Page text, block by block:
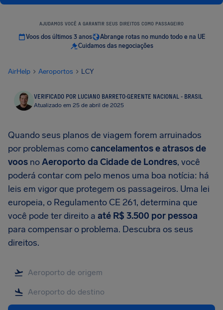
AJUDAMOS VOCÊ A GARANTIR SEUS DIREITOS COMO PASSAGEIRO
Voos dos últimos 3 anos
Abrange rotas no mundo todo e na UE
Cuidamos das negociações
AirHelp Aeroportos LCY
VERIFICADO POR LUCIANO BARRETO·GERENTE NACIONAL - BRASIL
Atualizado em 25 de abril de 2025
Quando seus planos de viagem forem arruinados
por problemas comocancelamentos e atrasos de
voos noAeroporto da Cidade de Londres, você
poderá contar com pelo menos uma boa notícia: há
leis em vigor que protegem os passageiros. Uma lei
europeia, o Regulamento CE 261, determina que
você pode ter direito a até R$ 3.500 por pessoa
para compensar o problema. Descubra os seus
direitos.